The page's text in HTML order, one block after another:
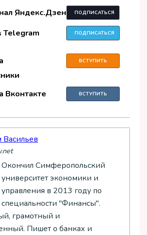
Яндекс.Дзен
ПОДПИСАТЬСЯ
Telegram ПОДПИСАТЬСЯ
ВСТУПИТЬ
Вконтакте ВСТУПИТЬ
Окончил Симферопольский
университет экономики и
управления в 2013 году по
специальности "Финансы".
грамотный и
Пишет о банках и